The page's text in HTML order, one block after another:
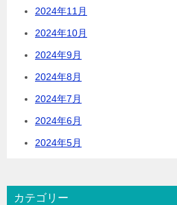
2024年11月
2024年10月
2024年9月
2024年8月
2024年7月
2024年6月
2024年5月
カテゴリー